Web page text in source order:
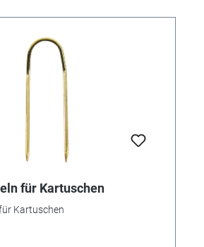
für Kartuschen
Kartuschen